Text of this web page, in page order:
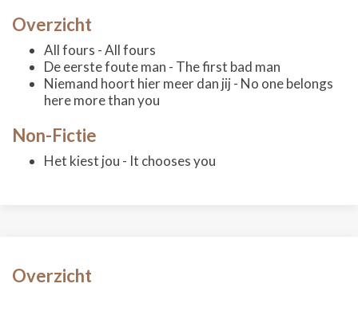
Overzicht
All fours - All fours
De eerste foute man - The first bad man
Niemand hoort hier meer dan jij - No one belongs
here more than you
Non-Fictie
Het kiest jou - It chooses you
Overzicht